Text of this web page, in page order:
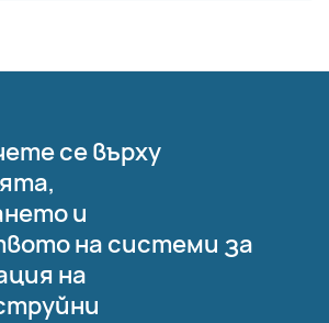
се върху
и
на системи за
на